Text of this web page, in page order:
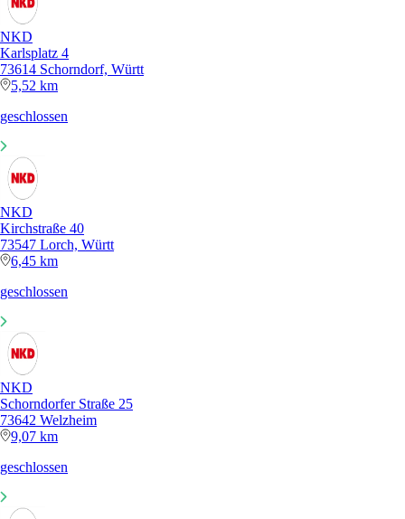
NKD
Karlsplatz 4
73614 Schorndorf, Württ
5,52 km
geschlossen
NKD
Kirchstraße 40
73547 Lorch, Württ
6,45 km
geschlossen
NKD
Schorndorfer Straße 25
73642 Welzheim
9,07 km
geschlossen